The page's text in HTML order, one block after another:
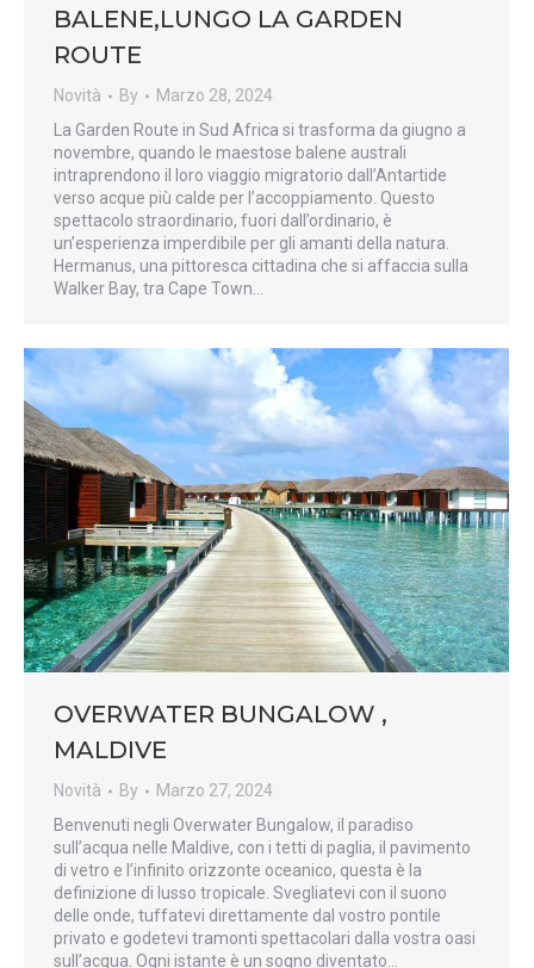
BALENE,LUNGO LA GARDEN
ROUTE
Novità By
Marzo 28, 2024
La Garden Route in Sud Africa si trasforma da giugno a
novembre, quando le maestose balene australi
intraprendono il loro viaggio migratorio dall’Antartide
verso acque più calde per l’accoppiamento. Questo
spettacolo straordinario, fuori dall’ordinario, è
un’esperienza imperdibile per gli amanti della natura.
Hermanus, una pittoresca cittadina che si affaccia sulla
Walker Bay, tra Cape Town…
OVERWATER BUNGALOW ,
MALDIVE
Novità By
Marzo 27, 2024
Benvenuti negli Overwater Bungalow, il paradiso
sull’acqua nelle Maldive, con i tetti di paglia, il pavimento
di vetro e l’infinito orizzonte oceanico, questa è la
definizione di lusso tropicale. Svegliatevi con il suono
delle onde, tuffatevi direttamente dal vostro pontile
privato e godetevi tramonti spettacolari dalla vostra oasi
sull’acqua. Ogni istante è un sogno diventato…